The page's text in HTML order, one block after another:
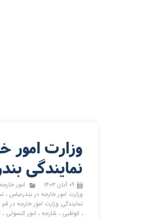
وزارت
نمایندگی
۰۹ آبان ۱۴۰۳ امور خارجه
وزارت امور خارجه در بندرعباس ،
نمایندگی وزارت امور خارجه در قم
، ابوظبی ، شارجه، امور کنسولی ،